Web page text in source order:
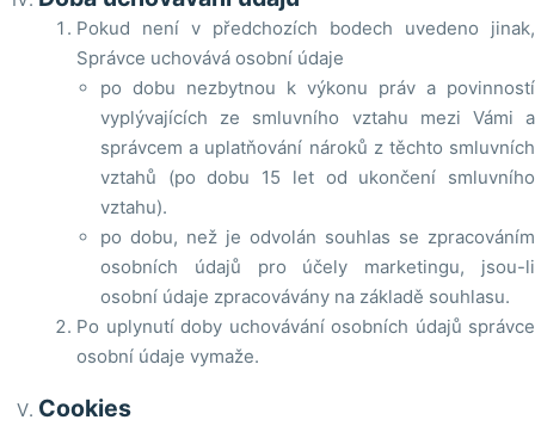
Pokud není v předchozích bodech uvedeno jinak,
Správce uchovává osobní údaje
po dobu nezbytnou k výkonu práv a povinností
vyplývajících ze smluvního vztahu mezi Vámi a
správcem a uplatňování nároků z těchto smluvních
vztahů (po dobu 15 let od ukončení smluvního
vztahu).
po dobu, než je odvolán souhlas se zpracováním
osobních údajů pro účely marketingu, jsou-li
osobní údaje zpracovávány na základě souhlasu.
Po uplynutí doby uchovávání osobních údajů správce
osobní údaje vymaže.
Cookies